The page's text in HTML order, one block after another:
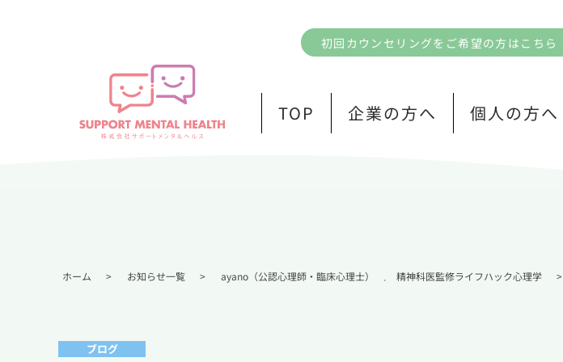
初回カウンセリングをご希望の方はこちら
TOP 企業の方へ 個人の方へ
ホーム > お知らせ一覧 > ayano（公認心理師・臨床心理士） , 精神科医監修ライフハック心理学 >
ブログ